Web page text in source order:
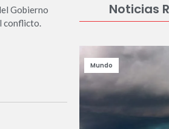
Gobierno
conflicto.
Noticias
Mundo